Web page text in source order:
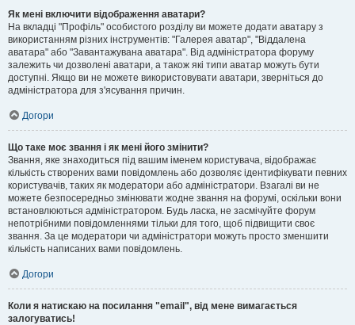
Як мені включити відображення аватари?
На вкладці "Профіль" особистого розділу ви можете додати аватару з
використанням різних інструментів: "Галерея аватар", "Віддалена
аватара" або "Завантажувана аватара". Від адміністратора форуму
залежить чи дозволені аватари, а також які типи аватар можуть бути
доступні. Якщо ви не можете використовувати аватари, зверніться до
адміністратора для з'ясування причин.
Догори
Що таке моє звання і як мені його змінити?
Звання, яке знаходиться під вашим іменем користувача, відображає
кількість створених вами повідомлень або дозволяє ідентифікувати певних
користувачів, таких як модератори або адміністратори. Взагалі ви не
можете безпосередньо змінювати жодне звання на форумі, оскільки вони
встановлюються адміністратором. Будь ласка, не засмічуйте форум
непотрібними повідомленнями тільки для того, щоб підвищити своє
звання. За це модератори чи адміністратори можуть просто зменшити
кількість написаних вами повідомлень.
Догори
Коли я натискаю на посилання "email", від мене вимагається
залогуватись!